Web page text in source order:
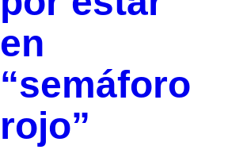
en
“semáforo
rojo”